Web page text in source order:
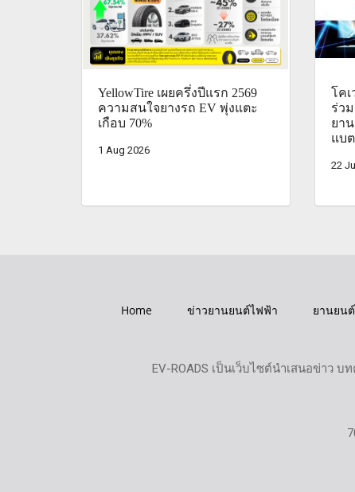
YellowTire เผยครึ่งปีแรก 2569
ความสนใจยางรถ EV พุ่งแตะ
เกือบ 70%
1 Aug 2026
โค
ร่ว
ยา
แบ
22
Home ข่าวยานยนต์ไฟฟ้า ยานยน
EV-ROADS เป็นเว็บไซต์นำเสนอข่าว